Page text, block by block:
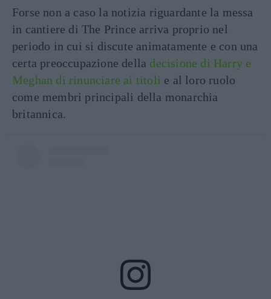
Forse non a caso la notizia riguardante la messa
in cantiere di The Prince arriva proprio nel
periodo in cui si discute animatamente e con una
certa preoccupazione della decisione di Harry e
Meghan di rinunciare ai titoli e al loro ruolo
come membri principali della monarchia
britannica.